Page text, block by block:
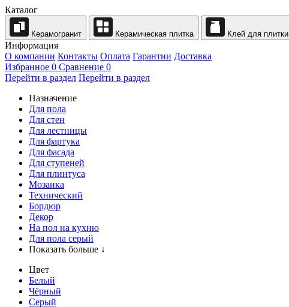
Каталог
Керамогранит Керамическая плитка Клей для плитки
Информация
О компании Контакты Оплата Гарантии Доставка
Избранное 0 Сравнение 0
Перейти в раздел Перейти в раздел
Назначение
Для пола
Для стен
Для лестницы
Для фартука
Для фасада
Для ступеней
Для плинтуса
Мозаика
Технический
Бордюр
Декор
На пол на кухню
Для пола серый
Показать больше ↓
Цвет
Белый
Чёрный
Серый